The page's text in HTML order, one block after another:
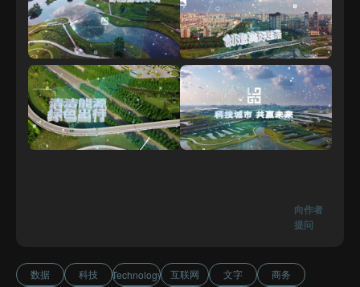
向作者
提问
数据 科技 Technology 互联网 文字
商务